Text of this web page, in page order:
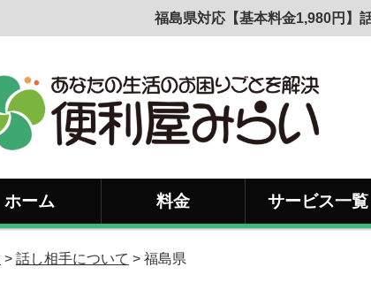
福島県対応【基本料金1,980円】
ホーム 料金 サービス一覧
> 話し相手について > 福島県